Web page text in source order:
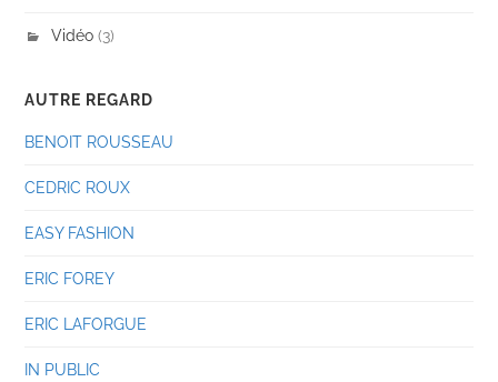
Vidéo (3)
AUTRE REGARD
BENOIT ROUSSEAU
CEDRIC ROUX
EASY FASHION
ERIC FOREY
ERIC LAFORGUE
IN PUBLIC